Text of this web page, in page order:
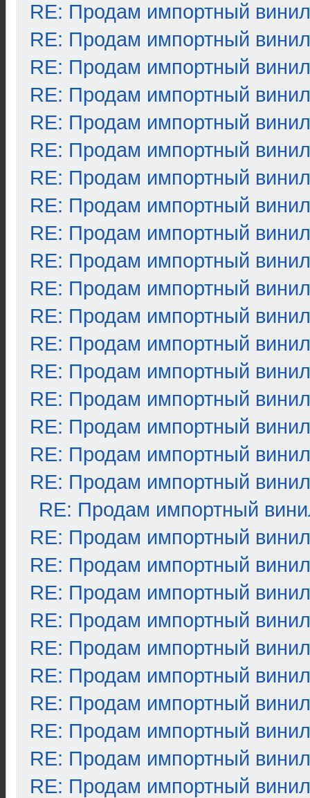
RE: Продам импортный винил
RE: Продам импортный винил
RE: Продам импортный винил
RE: Продам импортный винил
RE: Продам импортный винил
RE: Продам импортный винил
RE: Продам импортный винил
RE: Продам импортный винил
RE: Продам импортный винил
RE: Продам импортный винил
RE: Продам импортный винил
RE: Продам импортный винил
RE: Продам импортный винил
RE: Продам импортный винил
RE: Продам импортный винил
RE: Продам импортный винил
RE: Продам импортный винил
RE: Продам импортный винил
RE: Продам импортный
RE: Продам импортный винил
RE: Продам импортный винил
RE: Продам импортный винил
RE: Продам импортный винил
RE: Продам импортный винил
RE: Продам импортный винил
RE: Продам импортный винил
RE: Продам импортный винил
RE: Продам импортный винил
RE: Продам импортный винил